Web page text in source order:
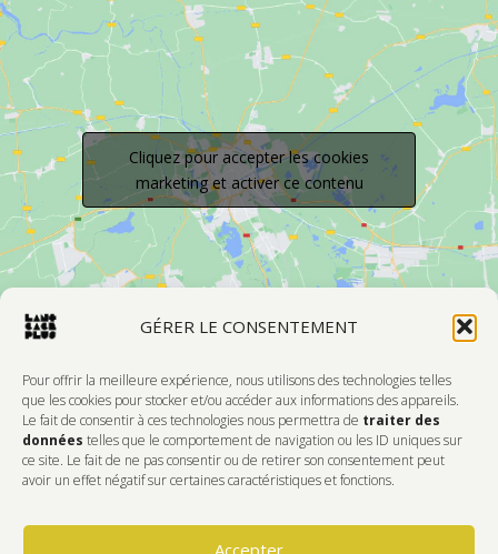
GÉRER LE CONSENTEMENT
Pour offrir la meilleure expérience, nous utilisons des technologies telles
que les cookies pour stocker et/ou accéder aux informations des appareils.
Le fait de consentir à ces technologies nous permettra de traiter des
données telles que le comportement de navigation ou les ID uniques sur
ce site. Le fait de ne pas consentir ou de retirer son consentement peut
avoir un effet négatif sur certaines caractéristiques et fonctions.
Accepter
Cliquez pour accepter les cookies
marketing et activer ce contenu
Devenir Membre
DONNEZ DE L'AMOUR À VOTRE CENTRE